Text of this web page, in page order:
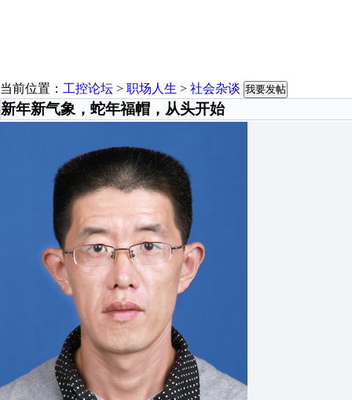
当前位置： 工控论坛 > 职场人生 > 社会杂谈 我要发帖
新年新气象，蛇年福帽，从头开始